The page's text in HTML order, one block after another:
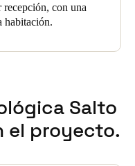
con una
habitación.
Salto
el proyecto.